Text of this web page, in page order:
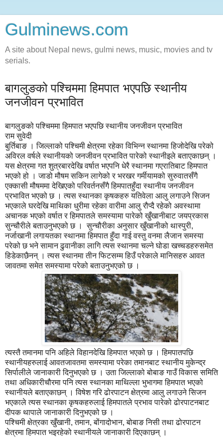
Gulminews.com
A site about Nepal news, gulmi news, music, movies and tv
serials.
बागलुङको पश्चिममा हिमपात भएपछि स्थानीय
जनजीवन प्रभावित
बागलुङको पश्चिममा हिमपात भएपछि स्थानीय जनजीवन प्रभावित
राम सुवेदी
बुर्तिबाङ । जिल्लाको पश्चिमी क्षेत्रमा रहेका विभिन्न स्थानमा हिजोदेखि परेको
अविरल वर्षले स्थानीयको जनजीवन प्रभावित पारेको स्थानीइले बताएकाछन् ।
यस क्षेत्रमा गत शुत्रबारदेखि वर्षात भएपनि धेरै स्थानमा गएरातिबाट हिमपात
भएको हो । जाडो मौषम सकिन लागेको र भरखर गर्मीयामको सुरुवातसँगै
एक्कासी मौषममा देखिएको परिवर्तनसँगै हिमपातहुँदा स्थानीय जनजीवन
प्रभावित भएको छ । त्यस स्थानका कृषकहरु यतिवेला आलु लगाउने सिजन
भएकाले घरदेखि माथिका धुरीमा रहेका वारीमा आलु रौप्दै रहेको अवस्थामा
अचानक भएको वर्षात र हिमपातले समस्यामा पारेको खुँखानीबाट जयप्रकास
सुन्चौरीले बताउनुभएको छ । सुन्चौरीका अनुसार खुँखानीको थास्पुरी,
नर्जाखानी लगायतका स्थानमा हिमपात हुँदा गाई वस्तु वनमा लैजान समस्या
परेको छ भने सामान ढुवानीका लागि त्यस स्थानमा चल्ने घोडा खच्चडहरुसमेत
हिडेकाछैनन् । त्यस स्थानमा तीन फिटसम्म हिउँ परेकाले मानिसहरु आवत
जावतमा समेत समस्यामा परेको बताउनुभएको छ ।
त्यस्तै तमानमा पनि अहिले विहानदेखि हिमपात भएको छ । हिमपातपछि
स्थानीयहरुलाई आवतजावतमा समस्यामा परेका तमानबाट स्थानीय मुकेन्द्र
सिर्पालीले जानाकारी दिनुभएको छ । उता जिल्लाको बोबाङ गाउँ विकास समिति
तथा अधिकारीचौरमा पनि त्यस स्थानका माथिल्ला भुभागमा हिमपात भएको
स्थानीयले बताएकाछन् । विषेश गरि ढोरपाटन क्षेत्रमा आलु लगाउने सिजन
भएकाले त्यस स्थानका कृषकहरुलाई हिमपातले प्रभाव पारेको ढोरपाटनबाट
दीपक थापाले जानाकारी दिनुभएको छ ।
पश्चिमी क्षेत्रका खुँखानी, तमान, बोंगादोभान, बोबाङ निसी तथा ढोरपाटन
क्षेत्रमा हिमपात भइरहेको स्थानीयले जानाकारी दिएकाछन् ।